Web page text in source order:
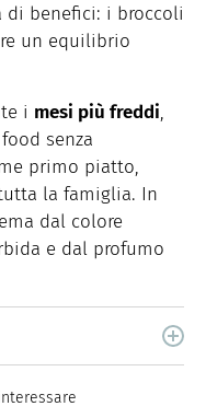
di benefici: i broccoli
un equilibrio
i mesi più freddi,
senza
primo piatto,
la famiglia. In
dal colore
e dal profumo
di tutto quello che ruota